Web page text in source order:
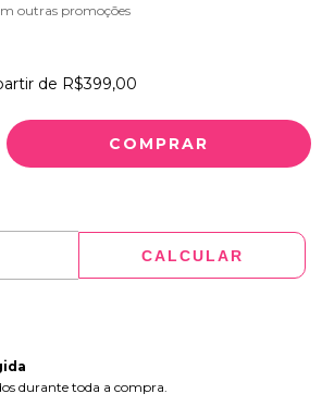
outras promoções
de R$399,00
CALCULAR
durante toda a compra.